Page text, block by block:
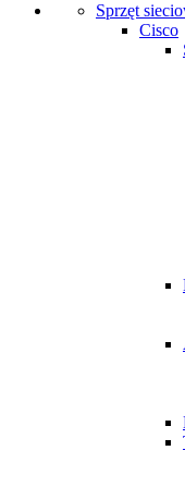
Sprzęt
Cisco